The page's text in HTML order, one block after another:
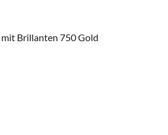
Brillanten 750 Gold